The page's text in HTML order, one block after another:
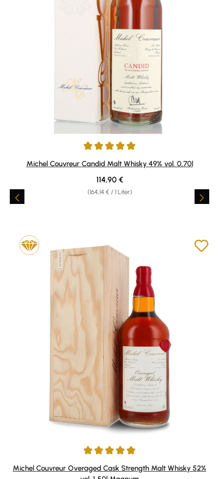
Durchschnittliche Bewertung von 5 von 5 Sternen
Michel Couvreur Candid Malt Whisky 49% vol. 0,70l
(164,14 € / 1 Liter)
Regulärer Preis:
114,90 €
Durchschnittliche Bewertung von 5 von 5 Sternen
Michel Couvreur Overaged Cask Strength Malt Whisky 52%